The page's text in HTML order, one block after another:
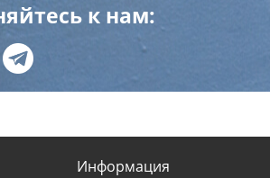
к нам:
Информация